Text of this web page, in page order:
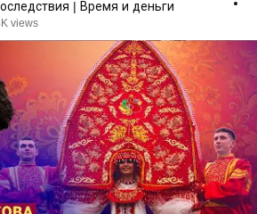
| Время и деньги
views